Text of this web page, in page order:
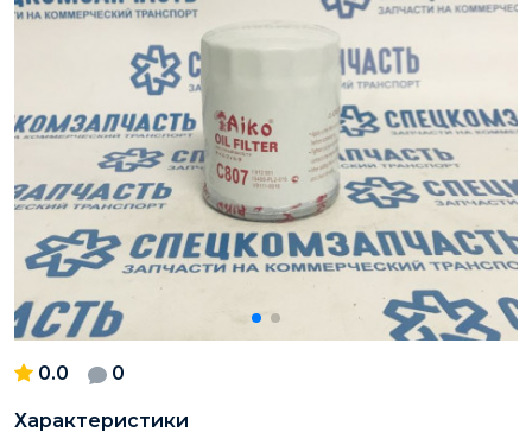
0.0 0
Характеристики